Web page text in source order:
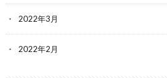
2022年3月
2022年2月